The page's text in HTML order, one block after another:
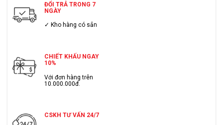
ĐỔI TRẢ TRONG 7
NGÀY
✓ Kho hàng có sẳn
CHIẾT KHẤU NGAY
10%
Với đơn hàng trên
10.000.000đ.
CSKH TƯ VẤN 24/7